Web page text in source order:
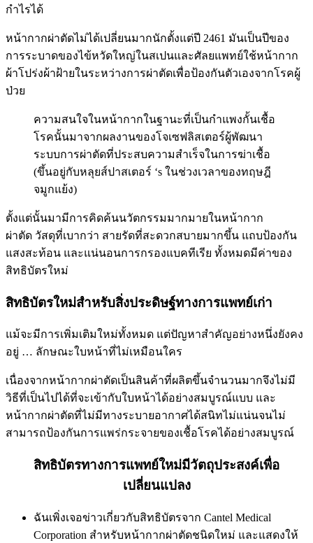
กำไรได้
หน้ากากผ่าตัดไม่ได้เปลี่ยนมากนักตั้งแต่ปี 2461 มันเป็นปีของ
การระบาดของไข้หวัดใหญ่ในสเปนและศัลยแพทย์ใช้หน้ากาก
ผ้าโปร่งผ้าฝ้ายในระหว่างการผ่าตัดเพื่อป้องกันตัวเองจากโรคผู้
ป่วย
ความสนใจในหน้ากากในฐานะที่เป็นกำแพงกั้นเชื้อ
โรคนั้นมาจากผลงานของโจเซฟลิสเตอร์ผู้พัฒนา
ระบบการผ่าตัดที่ประสบความสำเร็จในการฆ่าเชื้อ
(ขึ้นอยู่กับหลุยส์ปาสเตอร์ ‘s ในช่วงเวลาของทฤษฎี
จมูกแย้ง)
ตั้งแต่นั้นมามีการคิดค้นนวัตกรรมมากมายในหน้ากาก
ผ่าตัด วัสดุที่เบากว่า สายรัดที่สะดวกสบายมากขึ้น แถบป้องกัน
แสงสะท้อน และแน่นอนการกรองแบคทีเรีย ทั้งหมดมีค่าของ
สิทธิบัตรใหม่
สิทธิบัตรใหม่สำหรับสิ่งประดิษฐ์ทางการแพทย์เก่า
แม้จะมีการเพิ่มเติมใหม่ทั้งหมด แต่ปัญหาสำคัญอย่างหนึ่งยังคง
อยู่ … ลักษณะใบหน้าที่ไม่เหมือนใคร
เนื่องจากหน้ากากผ่าตัดเป็นสินค้าที่ผลิตขึ้นจำนวนมากจึงไม่มี
วิธีที่เป็นไปได้ที่จะเข้ากับใบหน้าได้อย่างสมบูรณ์แบบ และ
หน้ากากผ่าตัดที่ไม่มีทางระบายอากาศได้สนิทไม่แน่นจนไม่
สามารถป้องกันการแพร่กระจายของเชื้อโรคได้อย่างสมบูรณ์
สิทธิบัตรทางการแพทย์ใหม่มีวัตถุประสงค์เพื่อ
เปลี่ยนแปลง
ฉันเพิ่งเจอข่าวเกี่ยวกับสิทธิบัตรจาก Cantel Medical
Corporation สำหรับหน้ากากผ่าตัดชนิดใหม่ และแสดงให้